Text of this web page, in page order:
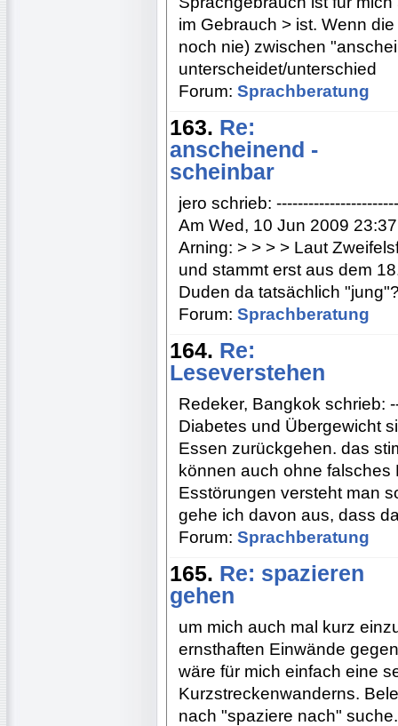
im Gebrauch > ist. Wenn
noch nie) zwischen
unterscheidet/unterschied
Forum: Sprachberatung
163. Re:
anscheinend -
scheinbar
jero schrieb:
Am Wed, 10 Jun 2009
Arning: > > > > Laut
und stammt erst aus dem
Duden da tatsächlich
Forum: Sprachberatung
164. Re:
Leseverstehen
Redeker, Bangkok schrieb:
Diabetes und Übergewicht
Essen zurückgehen. das
können auch ohne falsches
Esstörungen versteht man
gehe ich davon aus, dass
Forum: Sprachberatung
165. Re: spazieren
gehen
um mich auch mal kurz
ernsthaften Einwände
wäre für mich einfach eine
Kurzstreckenwanderns.
nach "spaziere nach"